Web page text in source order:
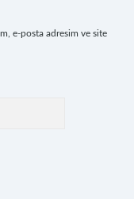
e-posta adresim ve site